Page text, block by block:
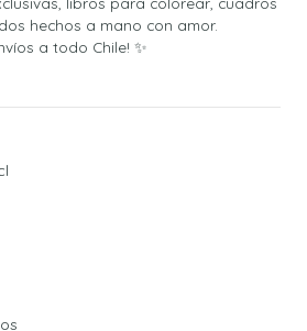
hechos a mano con amor.
a todo Chile! ✨